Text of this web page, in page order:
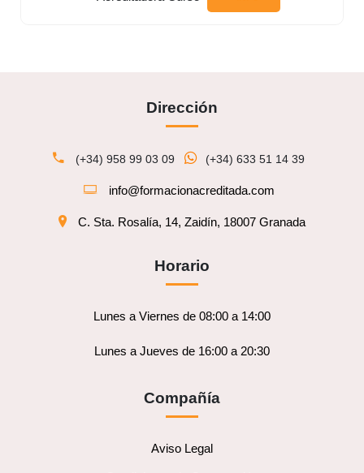
Dirección
(+34) 958 99 03 09 (+34) 633 51 14 39
info@formacionacreditada.com
C. Sta. Rosalía, 14, Zaidín, 18007 Granada
Horario
Lunes a Viernes de 08:00 a 14:00
Lunes a Jueves de 16:00 a 20:30
Compañía
Aviso Legal